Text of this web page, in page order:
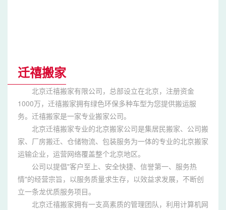
迁禧搬家
北京迁禧搬家有限公司，总部设立在北京，注册资金
1000万，迁禧搬家拥有绿色环保多种车型为您提供搬运服
务。迁禧搬家是一家专业搬家公司。
北京迁禧搬家专业的北京搬家公司是集居民搬家、公司搬
家、厂房搬迁、仓储物流、包装服务为一体的专业的北京搬家
运输企业，运营网络覆盖整个北京地区。
公司以提倡"客户至上、安全快捷、信誉第一、服务热
情"的经营宗旨，以服务质量求生存，以效益求发展，不断创
立一条龙优质服务项目。
北京迁禧搬家拥有一支高素质的管理团队，利用计算机网